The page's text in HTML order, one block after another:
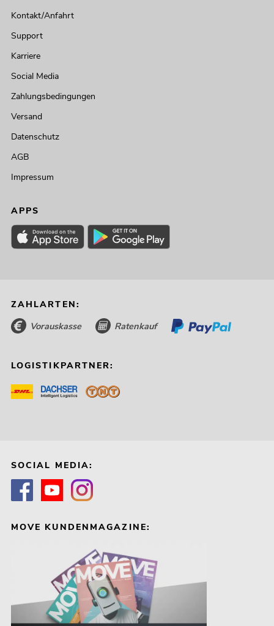
Kontakt/Anfahrt
Support
Karriere
Social Media
Zahlungsbedingungen
Versand
Datenschutz
AGB
Impressum
APPS
ZAHLARTEN:
Vorauskasse Ratenkauf
LOGISTIKPARTNER:
SOCIAL MEDIA:
MOVE KUNDENMAGAZINE: